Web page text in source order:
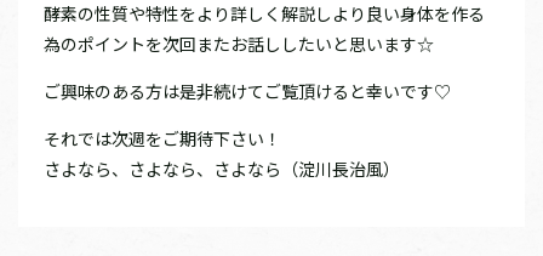
酵素の性質や特性をより詳しく解説しより良い身体を作る
為のポイントを次回またお話ししたいと思います☆
ご興味のある方は是非続けてご覧頂けると幸いです♡
それでは次週をご期待下さい！
さよなら、さよなら、さよなら（淀川長治風）